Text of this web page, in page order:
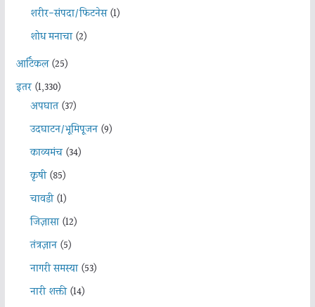
शरीर-संपदा/फिटनेस(1)
शोध मनाचा(2)
आर्टिकल(25)
इतर(1,330)
अपघात(37)
उदघाटन/भूमिपूजन(9)
काव्यमंच(34)
कृषी(85)
चावडी(1)
जिज्ञासा(12)
तंत्रज्ञान(5)
नागरी समस्या(53)
नारी शक्ती(14)